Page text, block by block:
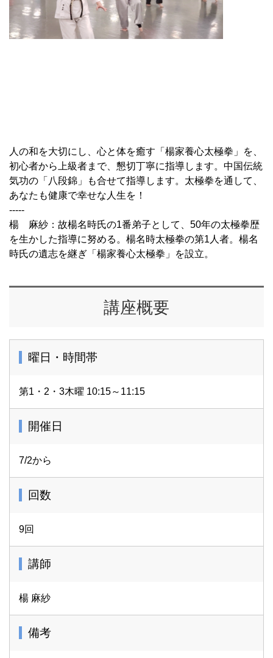
人の和を大切にし、心と体を癒す「楊家養心太極拳」を、
初心者から上級者まで、懇切丁寧に指導します。中国伝統
気功の「八段錦」も合せて指導します。太極拳を通して、
あなたも健康で幸せな人生を！
-----
楊 麻紗：故楊名時氏の1番弟子として、50年の太極拳歴
を生かした指導に努める。楊名時太極拳の第1人者。楊名
時氏の遺志を継ぎ「楊家養心太極拳」を設立。
講座概要
曜日・時間帯
第1・2・3木曜 10:15～11:15
開催日
7/2から
回数
9回
講師
楊 麻紗
備考